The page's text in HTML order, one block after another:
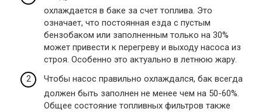
охлаждается в баке за счет топлива. Это
означает, что постоянная езда с пустым
бензобаком или заполненным только на 30%
может привести к перегреву и выходу насоса из
строя. Особенно это актуально в летнюю жару.
Чтобы насос правильно охлаждался, бак всегда
должен быть заполнен не менее чем на 50-60%.
Общее состояние топливных фильтров также